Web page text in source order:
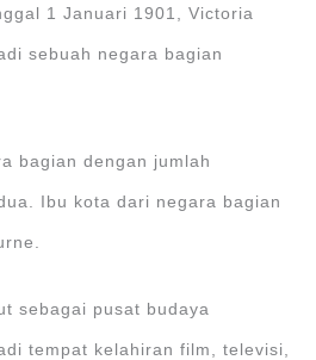
1 Januari 1901, Victoria
sebuah negara bagian
bagian dengan jumlah
Ibu kota dari negara bagian
sebagai pusat budaya
tempat kelahiran film, televisi,